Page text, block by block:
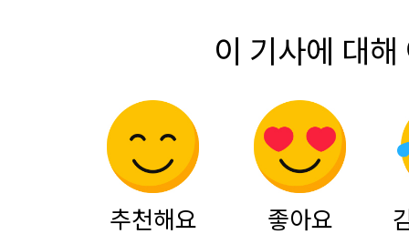
이 기사에 대
추천해요 좋아요